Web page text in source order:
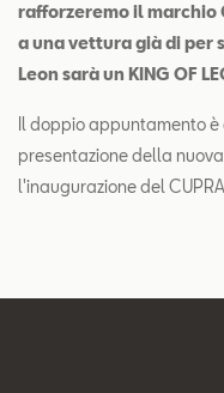
rafforzeremo il marchio
a una vettura già di per
Leon sarà un KING OF
Il doppio appuntamento
presentazione della
l'inaugurazione del